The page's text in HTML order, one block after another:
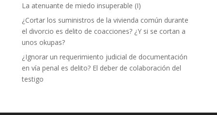
La atenuante de miedo insuperable (I)
¿Cortar los suministros de la vivienda común durante
el divorcio es delito de coacciones? ¿Y si se cortan a
unos okupas?
¿Ignorar un requerimiento judicial de documentación
en vía penal es delito? El deber de colaboración del
testigo